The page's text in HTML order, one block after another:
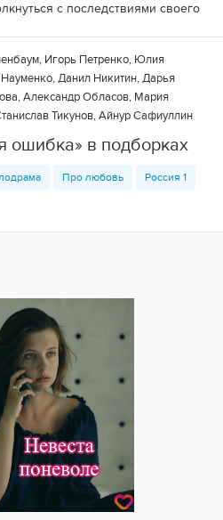
с последствиями своего
Игорь Петренко, Юлия
Данил Никитин, Дарья
Александр Обласов, Мария
Тикунов, Айнур Сафиуллин
ошибка» в подборках
Про любовь Россия 1